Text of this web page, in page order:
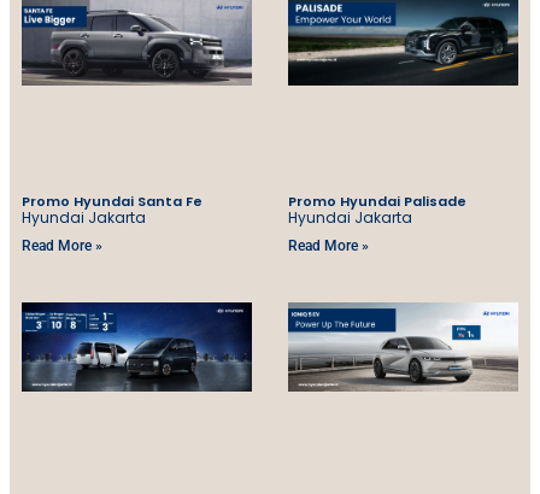
Promo Hyundai Santa Fe
Hyundai Jakarta
Read More »
Promo Hyundai Palisade
Hyundai Jakarta
Read More »